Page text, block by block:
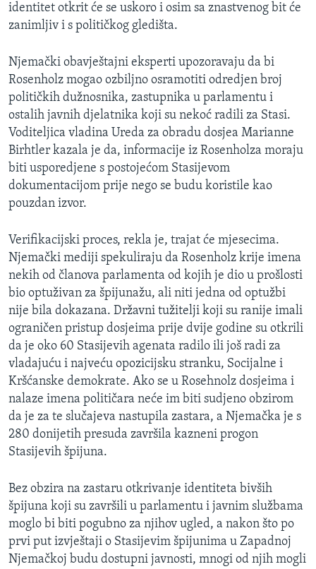
identitet otkrit će se uskoro i osim sa znastvenog bit će
zanimljiv i s političkog gledišta.
Njemački obavještajni eksperti upozoravaju da bi
Rosenholz mogao ozbiljno osramotiti odredjen broj
političkih dužnosnika, zastupnika u parlamentu i
ostalih javnih djelatnika koji su nekoć radili za Stasi.
Voditeljica vladina Ureda za obradu dosjea Marianne
Birhtler kazala je da, informacije iz Rosenholza moraju
biti usporedjene s postojećom Stasijevom
dokumentacijom prije nego se budu koristile kao
pouzdan izvor.
Verifikacijski proces, rekla je, trajat će mjesecima.
Njemački mediji spekuliraju da Rosenholz krije imena
nekih od članova parlamenta od kojih je dio u prošlosti
bio optuživan za špijunažu, ali niti jedna od optužbi
nije bila dokazana. Državni tužitelji koji su ranije imali
ograničen pristup dosjeima prije dvije godine su otkrili
da je oko 60 Stasijevih agenata radilo ili još radi za
vladajuću i najveću opozicijsku stranku, Socijalne i
Kršćanske demokrate. Ako se u Rosehnolz dosjeima i
nalaze imena političara neće im biti sudjeno obzirom
da je za te slučajeva nastupila zastara, a Njemačka je s
280 donijetih presuda završila kazneni progon
Stasijevih špijuna.
Bez obzira na zastaru otkrivanje identiteta bivših
špijuna koji su završili u parlamentu i javnim službama
moglo bi biti pogubno za njihov ugled, a nakon što po
prvi put izvještaji o Stasijevim špijunima u Zapadnoj
Njemačkoj budu dostupni javnosti, mnogi od njih mogli